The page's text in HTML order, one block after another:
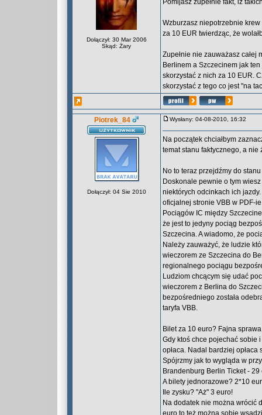
Dołączył: 30 Mar 2006
Skąd: Żary
Pomijasz zupełnie fakt, iż
Wzburzasz niepotrzebnie
za 10 EUR twierdząc, że
Zupełnie nie zauważasz
Berlinem a Szczecinem jak
skorzystać z nich za 10 EUR.
skorzystać z tego co jest "na
Piotrek_84
Dołączył: 04 Sie 2010
Wysłany: 04-08-2010, 16:32
Na początek chciałbym
temat stanu faktycznego, a nie
No to teraz przejdźmy do
Doskonale pewnie o tym
niektórych odcinkach ich
oficjalnej stronie VBB w PDF-
Pociągów IC między
że jest to jedyny pociąg
Szczecina. A wiadomo, że
Należy zauważyć, że ludzie
wieczorem ze Szczecina do
regionalnego pociągu
Ludziom chcącym się udać
wieczorem z Berlina do
bezpośredniego została
taryfa VBB.
Bilet za 10 euro? Fajna
Gdy ktoś chce pojechać sobie
opłaca. Nadal bardziej opłaca
Spójrzmy jak to wygląda w
Brandenburg Berlin Ticket - 29
A bilety jednorazowe? 2*10
Ile zysku? "Aż" 3 euro!
Na dodatek nie można wrócić
euro to też można sobie